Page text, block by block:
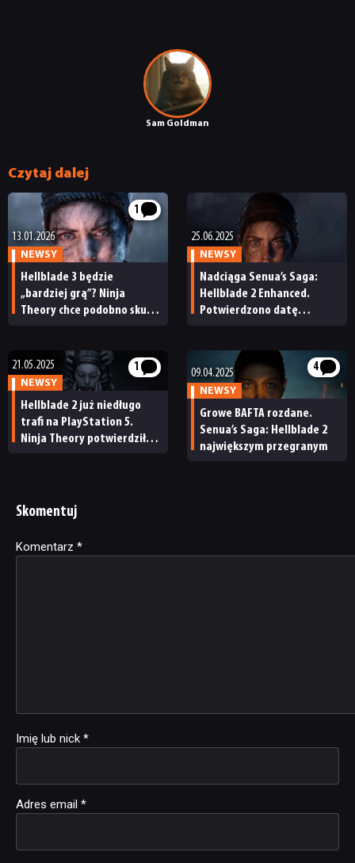
SKLEP
Sam Goldman
Czytaj dalej
1
13.01.2026
NEWSY
Hellblade 3 będzie
„bardziej grą”? Ninja
Theory chce podobno skupić
chodzenia
25.06.2025
NEWSY
Nadciąga Senua’s Saga:
Hellblade 2 Enhanced.
Potwierdzono datę
1
21.05.2025
NEWSY
Hellblade 2 już niedługo
trafi na PlayStation 5.
Ninja Theory potwierdziło
4
09.04.2025
NEWSY
Growe BAFTA rozdane.
Senua’s Saga: Hellblade 2
największym przegranym
Skomentuj
Komentarz *
Imię lub nick *
Adres email *
Alternative: